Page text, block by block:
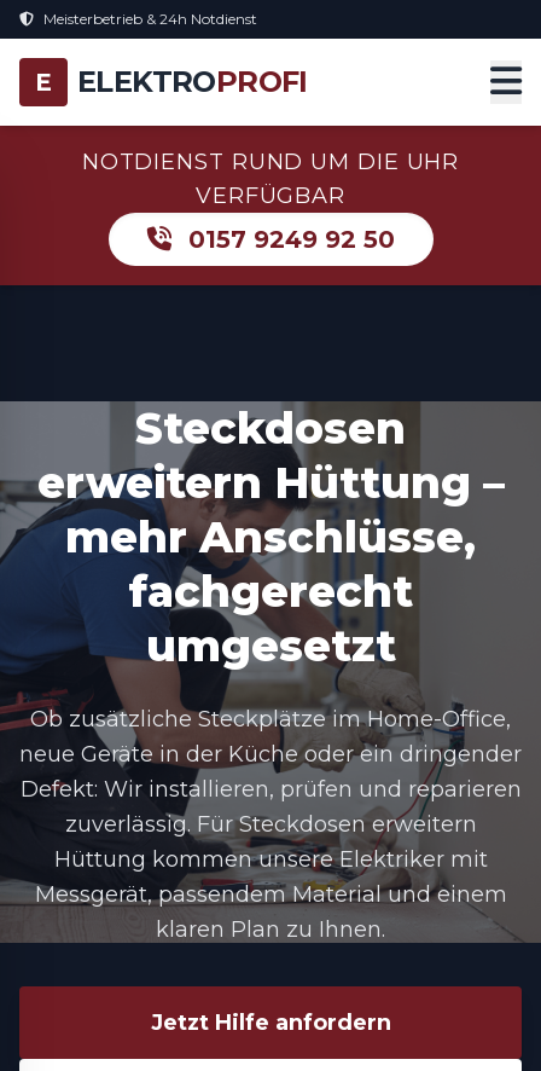
Meisterbetrieb & 24h Notdienst
E ELEKTROPROFI
NOTDIENST RUND UM DIE UHR
VERFÜGBAR
0157 9249 92 50
Steckdosen
erweitern Hüttung –
mehr Anschlüsse,
fachgerecht
umgesetzt
Ob zusätzliche Steckplätze im Home-Office,
neue Geräte in der Küche oder ein dringender
Defekt: Wir installieren, prüfen und reparieren
zuverlässig. Für Steckdosen erweitern
Hüttung kommen unsere Elektriker mit
Messgerät, passendem Material und einem
klaren Plan zu Ihnen.
Jetzt Hilfe anfordern